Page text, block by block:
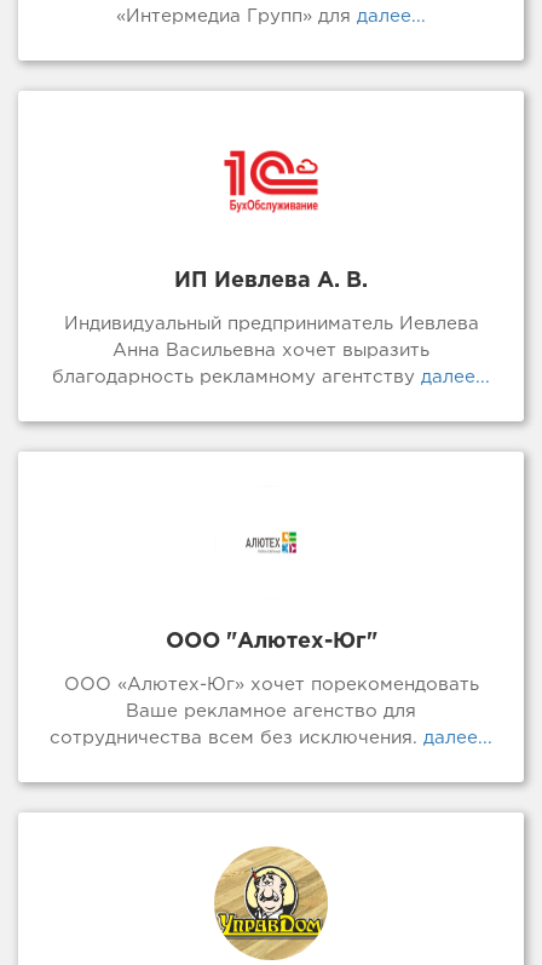
«Интермедиа Групп» для далее...
ИП Иевлева А. В.
Индивидуальный предприниматель Иевлева
Анна Васильевна хочет выразить
благодарность рекламному агентству далее...
ООО "Алютех-Юг"
ООО «Алютех-Юг» хочет порекомендовать
Ваше рекламное агенство для
сотрудничества всем без исключения. далее...